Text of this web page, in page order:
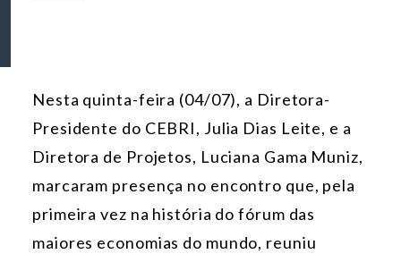
Nesta quinta-feira (04/07), a Diretora-
Presidente do CEBRI, Julia Dias Leite, e a
Diretora de Projetos, Luciana Gama Muniz,
marcaram presença no encontro que, pela
primeira vez na história do fórum das
maiores economias do mundo, reuniu